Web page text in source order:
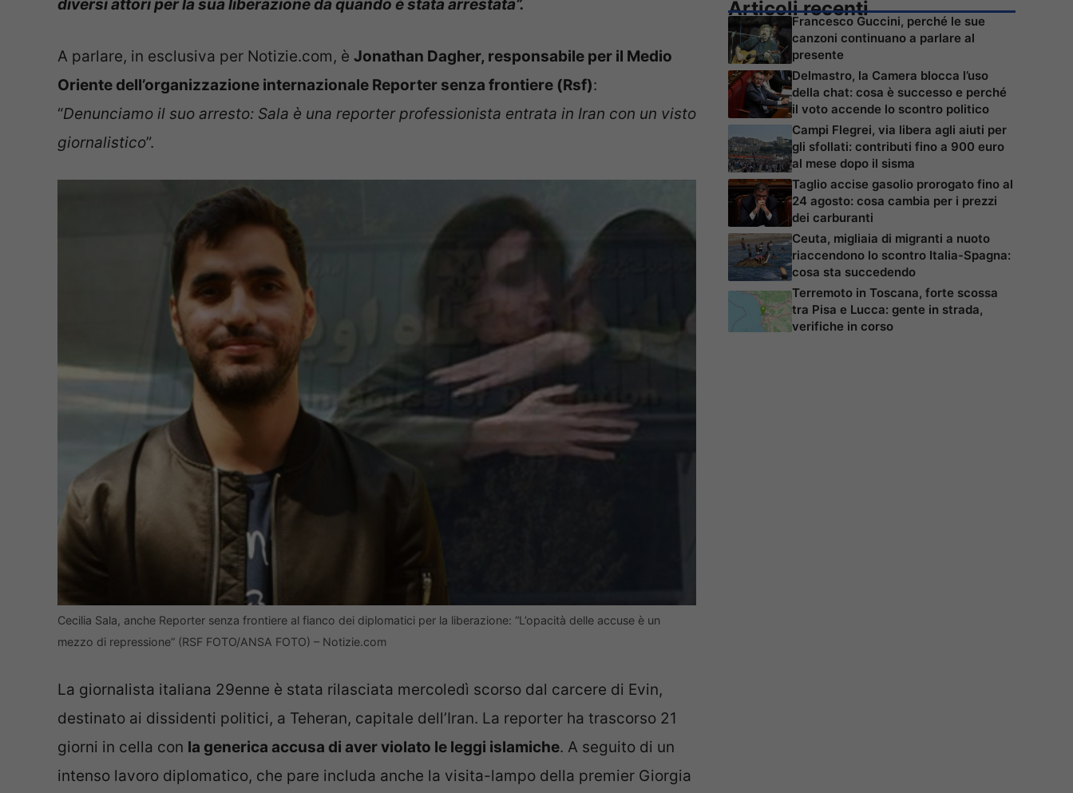
diversi attori per la sua liberazione da quando è stata arrestata”.
A parlare, in esclusiva per Notizie.com, è Jonathan Dagher, responsabile per il Medio
Oriente dell’organizzazione internazionale Reporter senza frontiere (Rsf):
“Denunciamo il suo arresto: Sala è una reporter professionista entrata in Iran con un visto
giornalistico”.
Cecilia Sala, anche Reporter senza frontiere al fianco dei diplomatici per la liberazione: “L’opacità delle accuse è un
mezzo di repressione” (RSF FOTO/ANSA FOTO) – Notizie.com
La giornalista italiana 29enne è stata rilasciata mercoledì scorso dal carcere di Evin,
destinato ai dissidenti politici, a Teheran, capitale dell’Iran. La reporter ha trascorso 21
giorni in cella con la generica accusa di aver violato le leggi islamiche. A seguito di un
intenso lavoro diplomatico, che pare includa anche la visita-lampo della premier Giorgia
Articoli recenti
Francesco Guccini, perché le sue
canzoni continuano a parlare al
presente
Delmastro, la Camera blocca l’uso
della chat: cosa è successo e perché
il voto accende lo scontro politico
Campi Flegrei, via libera agli aiuti per
gli sfollati: contributi fino a 900 euro
al mese dopo il sisma
Taglio accise gasolio prorogato fino al
24 agosto: cosa cambia per i prezzi
dei carburanti
Ceuta, migliaia di migranti a nuoto
riaccendono lo scontro Italia-Spagna:
cosa sta succedendo
Terremoto in Toscana, forte scossa
tra Pisa e Lucca: gente in strada,
verifiche in corso